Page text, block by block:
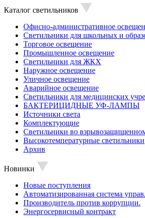
Каталог светильников
Офисно-административное
Светильники для школьных и
Торговое освещение
Промышленное освещение
Светильники для ЖКХ
Наружное освещение
Уличное освещение
Аварийное освещение
Светильники для медицинских
БАКТЕРИЦИДНЫЕ УФ-ЛАМПЫ
Источники света
Комплектующие
Светильники во
Высокотемпературные светильники
Архив
Новинки
Новые поступления
Автоматизированная система
Производитель против коррупции.
Энергосервисный контракт